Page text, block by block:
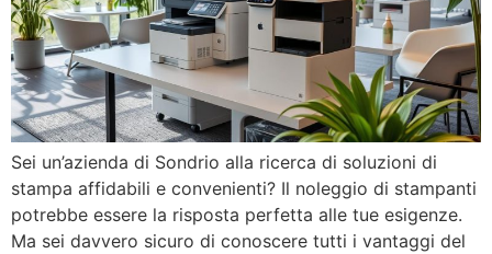
Sei un’azienda di Sondrio alla ricerca di soluzioni di
stampa affidabili e convenienti? Il noleggio di stampanti
potrebbe essere la risposta perfetta alle tue esigenze.
Ma sei davvero sicuro di conoscere tutti i vantaggi del